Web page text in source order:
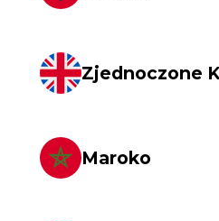
Zjednoczone
Maroko